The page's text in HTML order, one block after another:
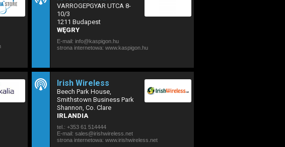
VARROGEPGYAR UTCA 8-
10/3
1211 Budapest
WĘGRY
E-mail: info@kaspigon.hu
strona internetowa: www.kaspigon.hu
Irish Wireless
Beech Park House,
Smithstown Business Park
Shannon, Co. Clare
IRLANDIA
tel.: +353 61 514444
E-mail: sales@irishwireless.net
strona internetowa: www.irishwireless.net